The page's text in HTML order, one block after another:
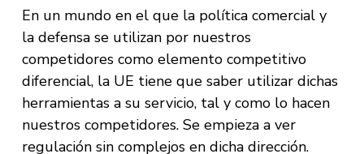
En un mundo en el que la política comercial y
la defensa se utilizan por nuestros
competidores como elemento competitivo
diferencial, la UE tiene que saber utilizar dichas
herramientas a su servicio, tal y como lo hacen
nuestros competidores. Se empieza a ver
regulación sin complejos en dicha dirección.